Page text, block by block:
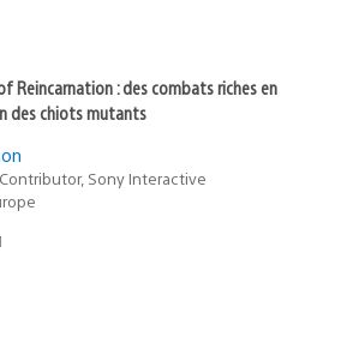
Reincarnation : des combats riches en
des chiots mutants
Sony Interactive